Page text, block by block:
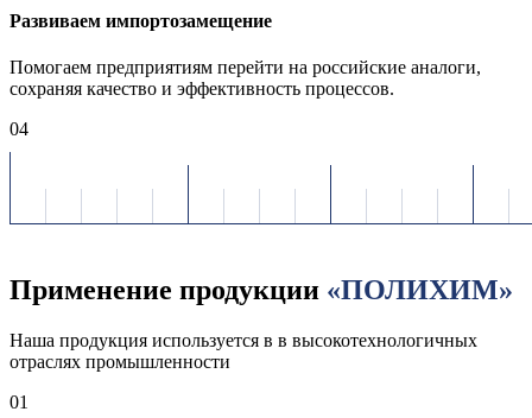
Развиваем импортозамещение
Помогаем предприятиям перейти на российские аналоги,
сохраняя качество и эффективность процессов.
04
Применение продукции «ПОЛИХИМ»
Наша продукция используется в в высокотехнологичных
отраслях промышленности
01